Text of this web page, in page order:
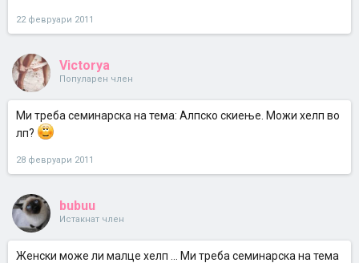
22 февруари 2011
Victorya
Популарен член
Ми треба семинарска на тема: Алпско скиење. Можи хелп во
лп?
28 февруари 2011
bubuu
Истакнат член
Женски може ли малце хелп ... Ми треба семинарска на тема